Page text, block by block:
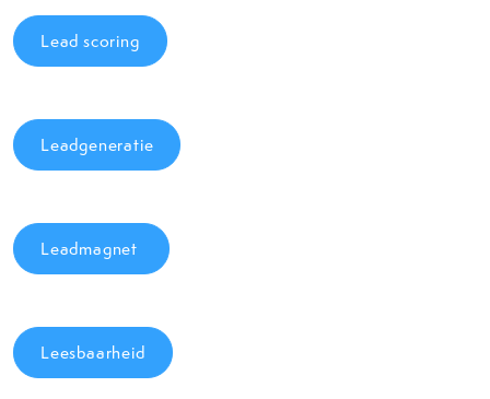
Lead scoring
Leadgeneratie
Leadmagnet
Leesbaarheid